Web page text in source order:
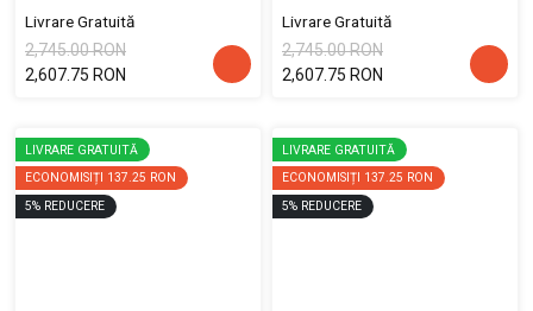
Livrare Gratuită
2,745.00 RON
2,607.75 RON
Livrare Gratuită
2,745.00 RON
2,607.75 RON
LIVRARE GRATUITĂ
ECONOMISIȚI 137.25 RON
5% REDUCERE
LIVRARE GRATUITĂ
ECONOMISIȚI 137.25 RON
5% REDUCERE